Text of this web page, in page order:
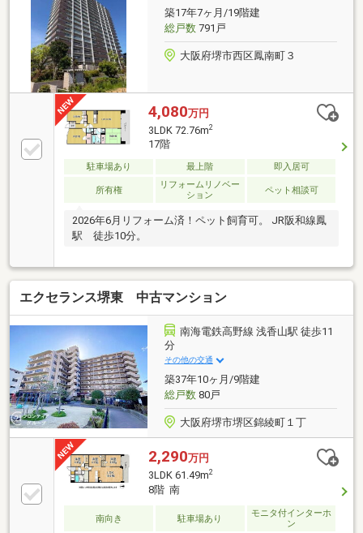
築17年7ヶ月/19階建
総戸数791戸
大阪府堺市西区鳳南町３
4,080万円
3LDK 72.76m2
17階
駐車場あり 最上階 即入居可
所有権
リフォームリノベー
ション
ペット相談可
2026年6月リフォーム済！ペット飼育可。 JR阪和線鳳
駅 徒歩10分。
エクセランス堺東 中古マンション
南海電鉄高野線 浅香山駅 徒歩11
分
その他の交通
築37年10ヶ月/9階建
総戸数80戸
大阪府堺市堺区錦綾町１丁
2,290万円
3LDK 61.49m2
8階 南
南向き 駐車場あり
モニタ付インターホ
ン